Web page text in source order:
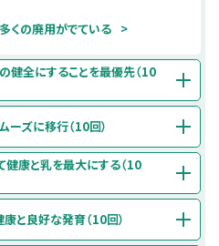
くの廃用がでている
健全にすることを最優先（10
ーズに移行（10回）
健康と乳を最大にする（10
と良好な発育（10回）